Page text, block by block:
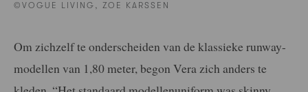
©VOGUE LIVING, ZOE KARSSEN
Om zichzelf te onderscheiden van de klassieke runway-
modellen van 1,80 meter, begon Vera zich anders te